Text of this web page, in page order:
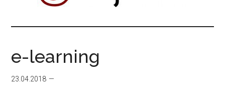
e-learning
23.04.2018